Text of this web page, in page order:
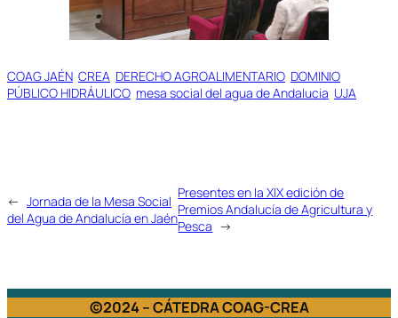
COAG JAÉN CREA DERECHO AGROALIMENTARIO DOMINIO
PÚBLICO HIDRÁULICO mesa social del agua de Andalucia UJA
← Jornada de la Mesa Social
del Agua de Andalucía en Jaén
Presentes en la XIX edición de
Premios Andalucía de Agricultura y
Pesca →
©2024 – CÁTEDRA COAG-CREA